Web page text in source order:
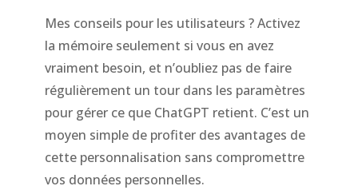
Mes conseils pour les utilisateurs ? Activez
la mémoire seulement si vous en avez
vraiment besoin, et n’oubliez pas de faire
régulièrement un tour dans les paramètres
pour gérer ce que ChatGPT retient. C’est un
moyen simple de profiter des avantages de
cette personnalisation sans compromettre
vos données personnelles.